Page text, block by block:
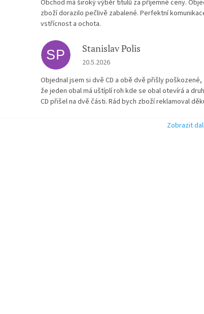
Obchod má široký výběr titulů za příjemné ceny.
zboží dorazilo pečlivě zabalené. Perfektní
vstřícnost a ochota.
SP Stanislav Polis
Hodnocení obchodu je 2 z 5 hvězdiček.
20.5.2026
Objednal jsem si dvě CD a obě dvě přišly
že jeden obal má uštíplí roh kde se obal otevírá a
CD přišel na dvě části. Rád bych zboží reklamoval
Zobrazit